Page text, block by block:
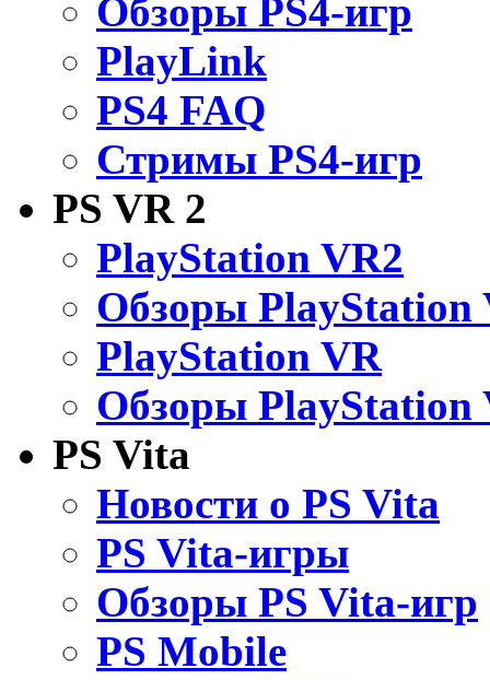
Обзоры PS4-игр
PlayLink
PS4 FAQ
Стримы PS4-игр
PS VR 2
PlayStation VR2
Обзоры PlayStation
PlayStation VR
Обзоры PlayStation
PS Vita
Новости о PS Vita
PS Vita-игры
Обзоры PS Vita-игр
PS Mobile